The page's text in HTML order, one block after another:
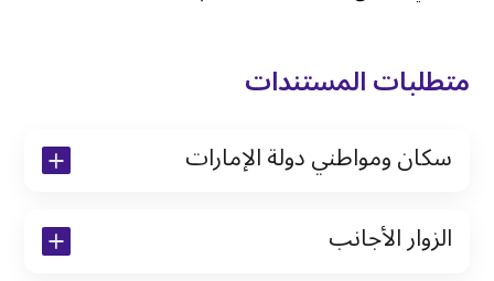
متطلبات المستندات
سكان ومواطني دولة الإمارات
نسخة من تأشيرة الاقامة
الزوار الأجانب